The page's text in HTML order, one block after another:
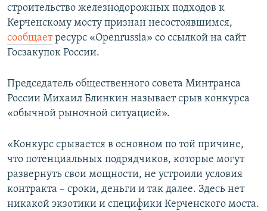
строительство железнодорожных подходов к
Керченскому мосту признан несостоявшимся,
сообщаетресурс «Openrussia» со ссылкой на сайт
Госзакупок России.
Председатель общественного совета Минтранса
России Михаил Блинкин называет срыв конкурса
«обычной рыночной ситуацией».
«Конкурс срывается в основном по той причине,
что потенциальных подрядчиков, которые могут
развернуть свои мощности, не устроили условия
контракта – сроки, деньги и так далее. Здесь нет
никакой экзотики и специфики Керченского моста.